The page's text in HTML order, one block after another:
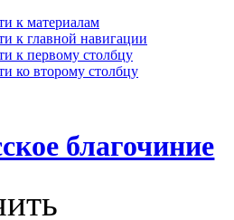
к материалам
к главной навигации
к первому столбцу
ко второму столбцу
благочиние